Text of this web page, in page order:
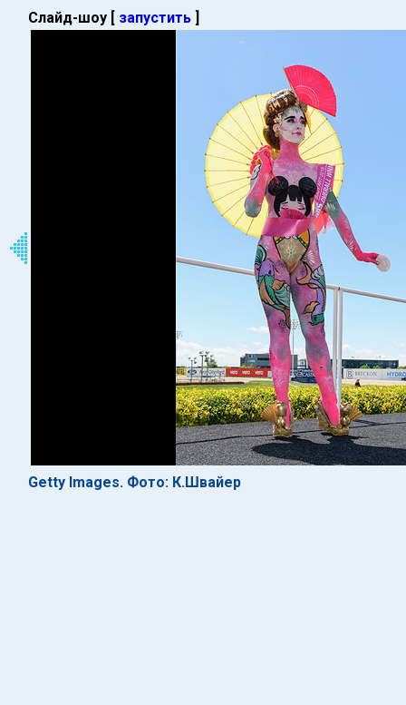
Слайд-шоу [ запустить ]
Getty Images. Фото: К.Швайер